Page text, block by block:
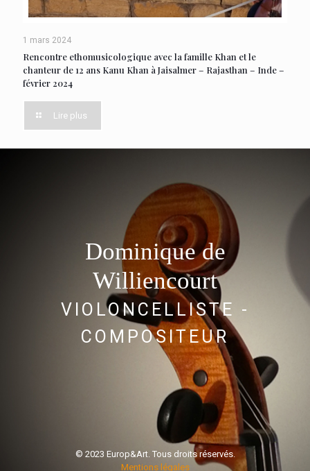
1 mars 2024
Rencontre ethomusicologique avec la famille Khan et le
chanteur de 12 ans Kanu Khan à Jaisalmer – Rajasthan – Inde –
février 2024
Lire plus
Dominique de
Williencourt
VIOLONCELLISTE -
COMPOSITEUR
© 2023 Europ&Art. Tous droits réservés.
Mentions légales